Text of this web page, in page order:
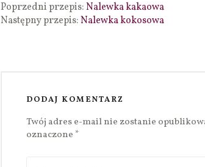
Poprzedni przepis:Nalewka kakaowa
Następny przepis:Nalewka kokosowa
DODAJ KOMENTARZ
Twój adres e-mail nie zostanie
oznaczone *